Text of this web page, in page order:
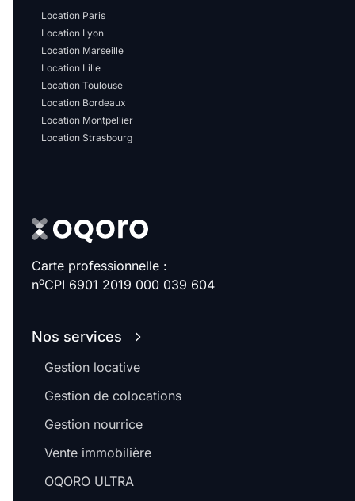
Location Paris
Location Lyon
Location Marseille
Location Lille
Location Toulouse
Location Bordeaux
Location Montpellier
Location Strasbourg
Carte professionnelle :
noCPI 6901 2019 000 039 604
Nos services
Gestion locative
Gestion de colocations
Gestion nourrice
Vente immobilière
OQORO ULTRA